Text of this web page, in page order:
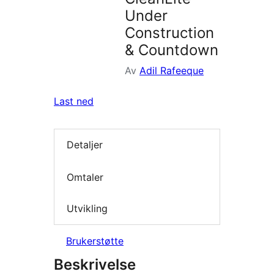
Under
Construction
& Countdown
Av Adil Rafeeque
Last ned
Detaljer
Omtaler
Utvikling
Brukerstøtte
Beskrivelse